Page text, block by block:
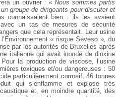
un ouvrier : « Nous sommes partis
groupe de dirigeants pour discuter et
connaissaient bien : ils les avaient
un tas de mesures de sécurité
que cela représentait. Leur usine
« risque Seveso », du
par les autorités de Bruxelles après
italienne qui avait inondé de dioxine
la production de viscose, l’usine
toxiques et/ou dangereuses : 50
particulièrement corrosif, 46 tonnes
qui s’enflamme et explose très
et, en moindre quantité, des